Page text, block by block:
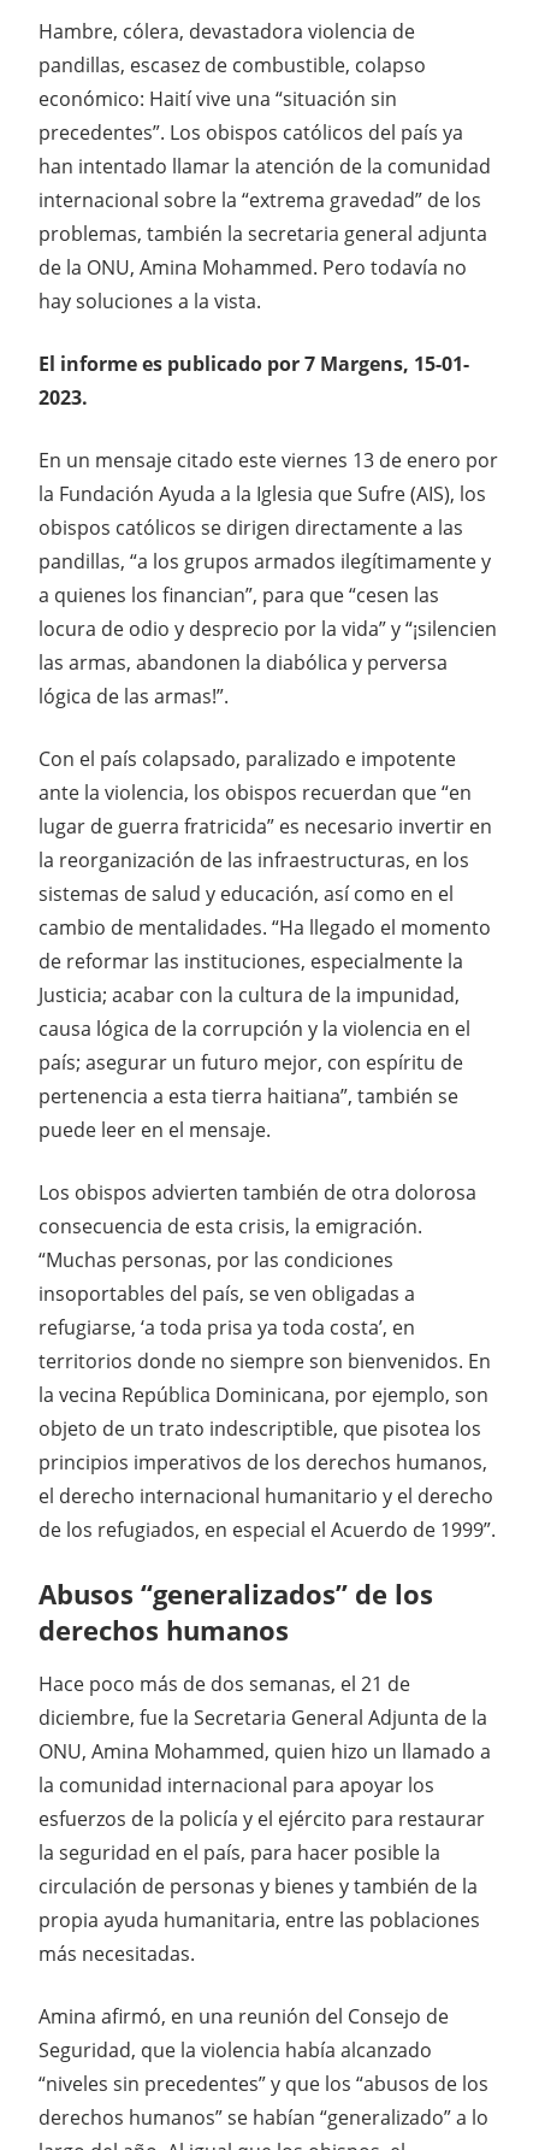
Hambre, cólera, devastadora violencia de
pandillas, escasez de combustible, colapso
económico: Haití vive una “situación sin
precedentes”. Los obispos católicos del país ya
han intentado llamar la atención de la comunidad
internacional sobre la “extrema gravedad” de los
problemas, también la secretaria general adjunta
de la ONU, Amina Mohammed. Pero todavía no
hay soluciones a la vista.
El informe es publicado por 7 Margens, 15-01-
2023.
En un mensaje citado este viernes 13 de enero por
la Fundación Ayuda a la Iglesia que Sufre (AIS), los
obispos católicos se dirigen directamente a las
pandillas, “a los grupos armados ilegítimamente y
a quienes los financian”, para que “cesen las
locura de odio y desprecio por la vida” y “¡silencien
las armas, abandonen la diabólica y perversa
lógica de las armas!”.
Con el país colapsado, paralizado e impotente
ante la violencia, los obispos recuerdan que “en
lugar de guerra fratricida” es necesario invertir en
la reorganización de las infraestructuras, en los
sistemas de salud y educación, así como en el
cambio de mentalidades. “Ha llegado el momento
de reformar las instituciones, especialmente la
Justicia; acabar con la cultura de la impunidad,
causa lógica de la corrupción y la violencia en el
país; asegurar un futuro mejor, con espíritu de
pertenencia a esta tierra haitiana”, también se
puede leer en el mensaje.
Los obispos advierten también de otra dolorosa
consecuencia de esta crisis, la emigración.
“Muchas personas, por las condiciones
insoportables del país, se ven obligadas a
refugiarse, ‘a toda prisa ya toda costa’, en
territorios donde no siempre son bienvenidos. En
la vecina República Dominicana, por ejemplo, son
objeto de un trato indescriptible, que pisotea los
principios imperativos de los derechos humanos,
el derecho internacional humanitario y el derecho
de los refugiados, en especial el Acuerdo de 1999”.
Abusos “generalizados” de los
derechos humanos
Hace poco más de dos semanas, el 21 de
diciembre, fue la Secretaria General Adjunta de la
ONU, Amina Mohammed, quien hizo un llamado a
la comunidad internacional para apoyar los
esfuerzos de la policía y el ejército para restaurar
la seguridad en el país, para hacer posible la
circulación de personas y bienes y también de la
propia ayuda humanitaria, entre las poblaciones
más necesitadas.
Amina afirmó, en una reunión del Consejo de
Seguridad, que la violencia había alcanzado
“niveles sin precedentes” y que los “abusos de los
derechos humanos” se habían “generalizado” a lo